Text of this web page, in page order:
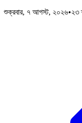
শুক্রবার, ৭ আগস্ট, ২০২৬•২৩